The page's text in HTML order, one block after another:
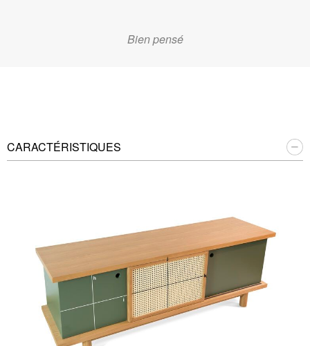
Bien pensé
CARACTÉRISTIQUES